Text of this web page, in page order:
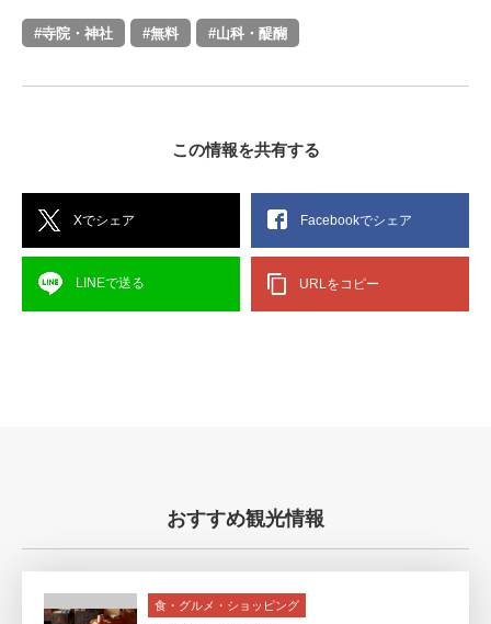
#寺院・神社 #無料 #山科・醍醐
この情報を共有する
Xでシェア Facebookでシェア
LINEで送る URLをコピー
おすすめ観光情報
食・グルメ・ショッピング